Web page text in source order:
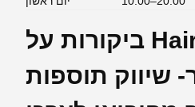
ביקורות על Hair station
שיווק תוספות